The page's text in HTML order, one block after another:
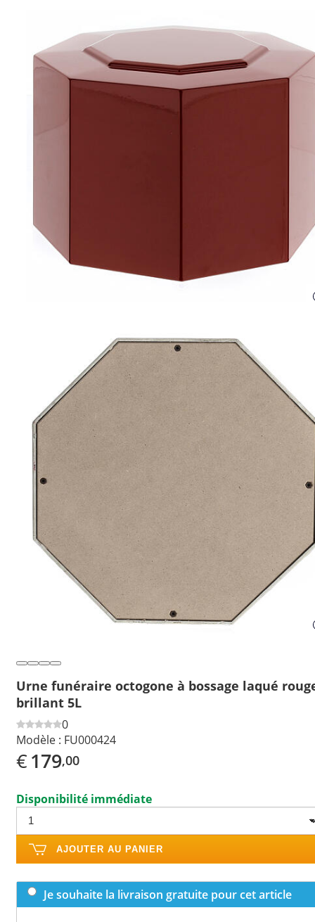
Urne funéraire octogone à bossage laqué
brillant 5L
0
Modèle : FU000424
€179,00
Disponibilité immédiate
AJOUTER AU PANIER
Je souhaite la livraison gratuite pour cet article